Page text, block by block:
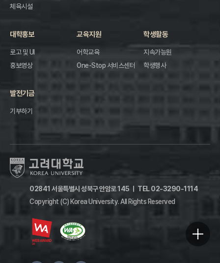
체육시설
대학홍보
로고 및 UI
홍보영상
교육지원
어학교육
One-Stop 서비스센터
학생활동
지속가능원
학생행사
발전기금
기부하기
02841 서울특별시 성북구 안암로 145 ㅣ TEL 02-3290-1114
Copyright (C) Korea University.All Rights Reserved